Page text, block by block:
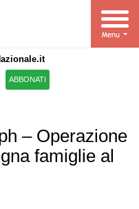
ABBONATI
– Operazione
famiglie al